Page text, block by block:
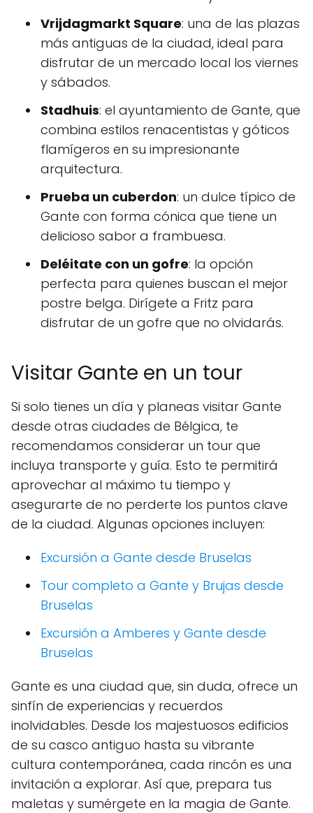
Vrijdagmarkt Square: una de las plazas
más antiguas de la ciudad, ideal para
disfrutar de un mercado local los viernes
y sábados.
Stadhuis: el ayuntamiento de Gante, que
combina estilos renacentistas y góticos
flamígeros en su impresionante
arquitectura.
Prueba un cuberdon: un dulce típico de
Gante con forma cónica que tiene un
delicioso sabor a frambuesa.
Deléitate con un gofre: la opción
perfecta para quienes buscan el mejor
postre belga. Dirígete a Fritz para
disfrutar de un gofre que no olvidarás.
Visitar Gante en un tour
Si solo tienes un día y planeas visitar Gante
desde otras ciudades de Bélgica, te
recomendamos considerar un tour que
incluya transporte y guía. Esto te permitirá
aprovechar al máximo tu tiempo y
asegurarte de no perderte los puntos clave
de la ciudad. Algunas opciones incluyen:
Excursión a Gante desde Bruselas
Tour completo a Gante y Brujas desde
Bruselas
Excursión a Amberes y Gante desde
Bruselas
Gante es una ciudad que, sin duda, ofrece un
sinfín de experiencias y recuerdos
inolvidables. Desde los majestuosos edificios
de su casco antiguo hasta su vibrante
cultura contemporánea, cada rincón es una
invitación a explorar. Así que, prepara tus
maletas y sumérgete en la magia de Gante.